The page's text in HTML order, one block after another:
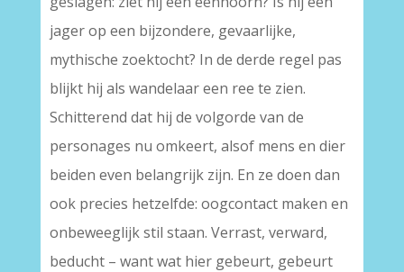
jager op een bijzondere, gevaarlijke,
mythische zoektocht? In de derde regel pas
blijkt hij als wandelaar een ree te zien.
Schitterend dat hij de volgorde van de
personages nu omkeert, alsof mens en dier
beiden even belangrijk zijn. En ze doen dan
ook precies hetzelfde: oogcontact maken en
onbeweeglijk stil staan. Verrast, verward,
beducht – want wat hier gebeurt, gebeurt